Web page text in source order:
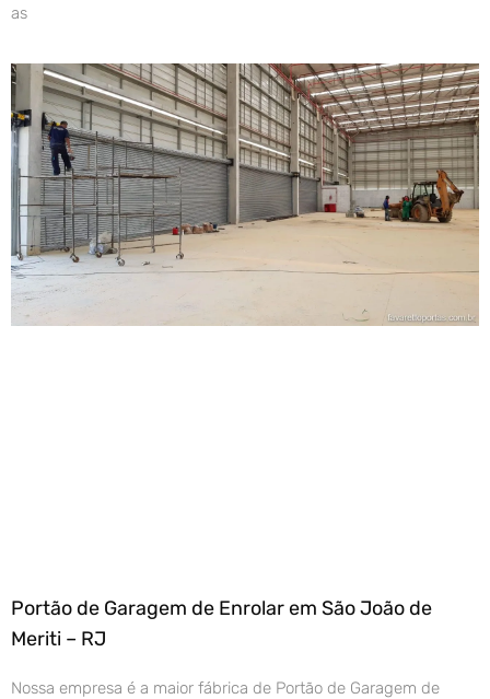
as
Portão de Garagem de Enrolar em São João de
Meriti – RJ
Nossa empresa é a maior fábrica de Portão de Garagem de